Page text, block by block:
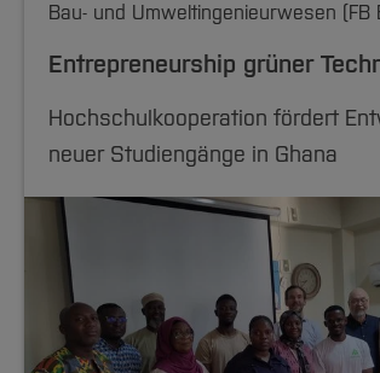
Bau- und Umweltingenieurwesen (FB
Entrepreneurship grüner
Hochschulkooperation fördert
neuer Studiengänge in Ghana